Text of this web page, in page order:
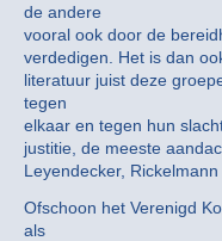
de andere
vooral ook door de
verdedigen. Het is dan
literatuur juist deze
tegen
elkaar en tegen hun
justitie, de meeste
Leyendecker,
Ofschoon het Verenigd
als